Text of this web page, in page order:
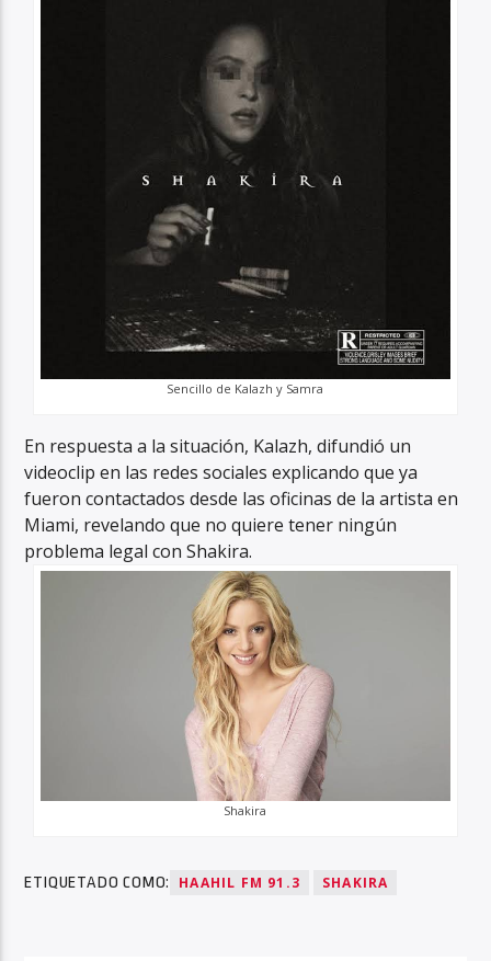
Sencillo de Kalazh y Samra
En respuesta a la situación, Kalazh, difundió un
videoclip en las redes sociales explicando que ya
fueron contactados desde las oficinas de la artista en
Miami, revelando que no quiere tener ningún
problema legal con Shakira.
Shakira
ETIQUETADO COMO: HAAHIL FM 91.3 SHAKIRA